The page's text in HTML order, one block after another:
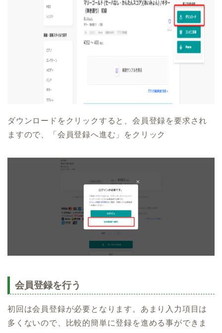
ダウンロードをクリックすると、会員登録を要求され
ますので、「会員登録へ進む」をクリック
会員登録を行う
初回は会員登録が必要となります。あまり入力項目は
多くないので、比較的簡単に登録を進める事ができま